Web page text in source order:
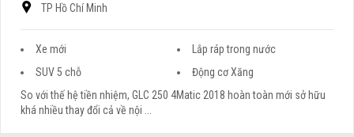
TP Hồ Chí Minh
Xe mới
Lắp ráp trong nước
SUV 5 chỗ
Động cơ Xăng
So với thế hệ tiền nhiệm, GLC 250 4Matic 2018 hoàn toàn mới sở hữu
khá nhiều thay đổi cả về nội ...